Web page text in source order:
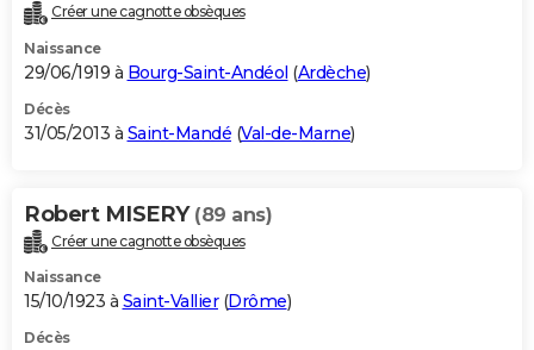
Créer une cagnotte obsèques
Naissance
29/06/1919 à Bourg-Saint-Andéol (Ardèche)
Décès
31/05/2013 à Saint-Mandé (Val-de-Marne)
Robert MISERY (89 ans)
Créer une cagnotte obsèques
Naissance
15/10/1923 à Saint-Vallier(Drôme)
Décès